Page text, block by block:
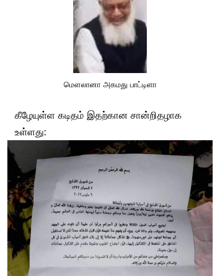
மௌலானா அகமது பாட்டிளா
கீழேயுள்ள கடிதம் இதற்கான சான்றிதழாக
உள்ளது: